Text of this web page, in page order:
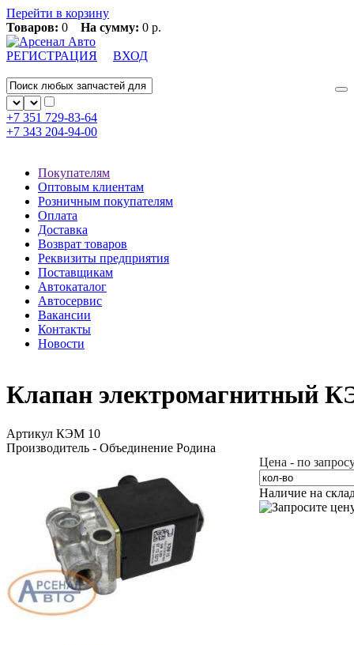
Перейти в корзину
Товаров: 0 На сумму: 0 р.
РЕГИСТРАЦИЯ ВХОД
+7 351 729-83-64
+7 343 204-94-00
Покупателям
Оптовым клиентам
Розничным покупателям
Оплата
Доставка
Возврат товаров
Реквизиты предприятия
Поставщикам
Автокаталог
Автосервис
Вакансии
Контакты
Новости
Клапан электромагнитный
Артикул КЭМ 10
Производитель - Объединение Родина
Цена - по
Наличие на